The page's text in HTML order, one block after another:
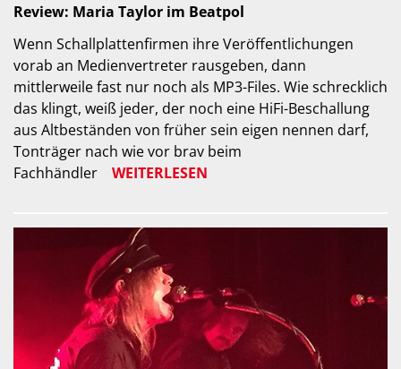
Review: Maria Taylor im Beatpol
Wenn Schallplattenfirmen ihre Veröffentlichungen
vorab an Medienvertreter rausgeben, dann
mittlerweile fast nur noch als MP3-Files. Wie schrecklich
das klingt, weiß jeder, der noch eine HiFi-Beschallung
aus Altbeständen von früher sein eigen nennen darf,
Tonträger nach wie vor brav beim
Fachhändler
WEITERLESEN